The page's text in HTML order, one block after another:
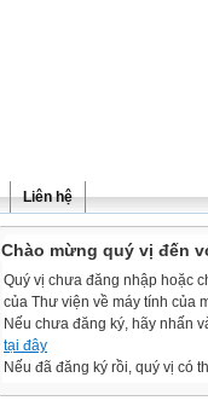
Liên hệ
Chào mừng quý vị đến
Quý vị chưa đăng nhập hoặc
của Thư viện về máy tính của
Nếu chưa đăng ký, hãy nhấn
tại đây
Nếu đã đăng ký rồi, quý vị có